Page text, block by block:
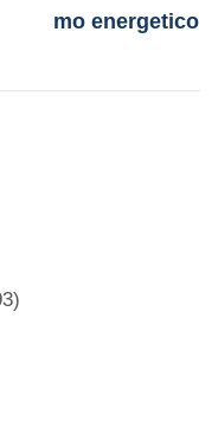
mo energetico